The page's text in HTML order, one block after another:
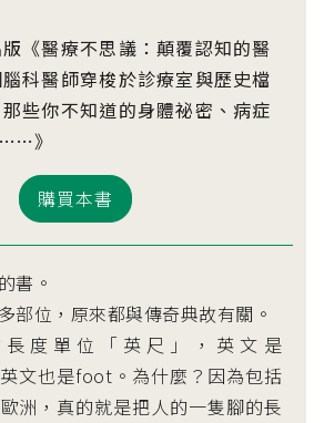
《醫療不思議：顛覆認知的醫
科醫師穿梭於診療室與歷史檔
些你不知道的身體祕密、病症
》
購買本書
書。
部位，原來都與傳奇典故有關。
度單位「英尺」，英文是
文也是foot。為什麼？因為包括
洲，真的就是把人的一隻腳的長